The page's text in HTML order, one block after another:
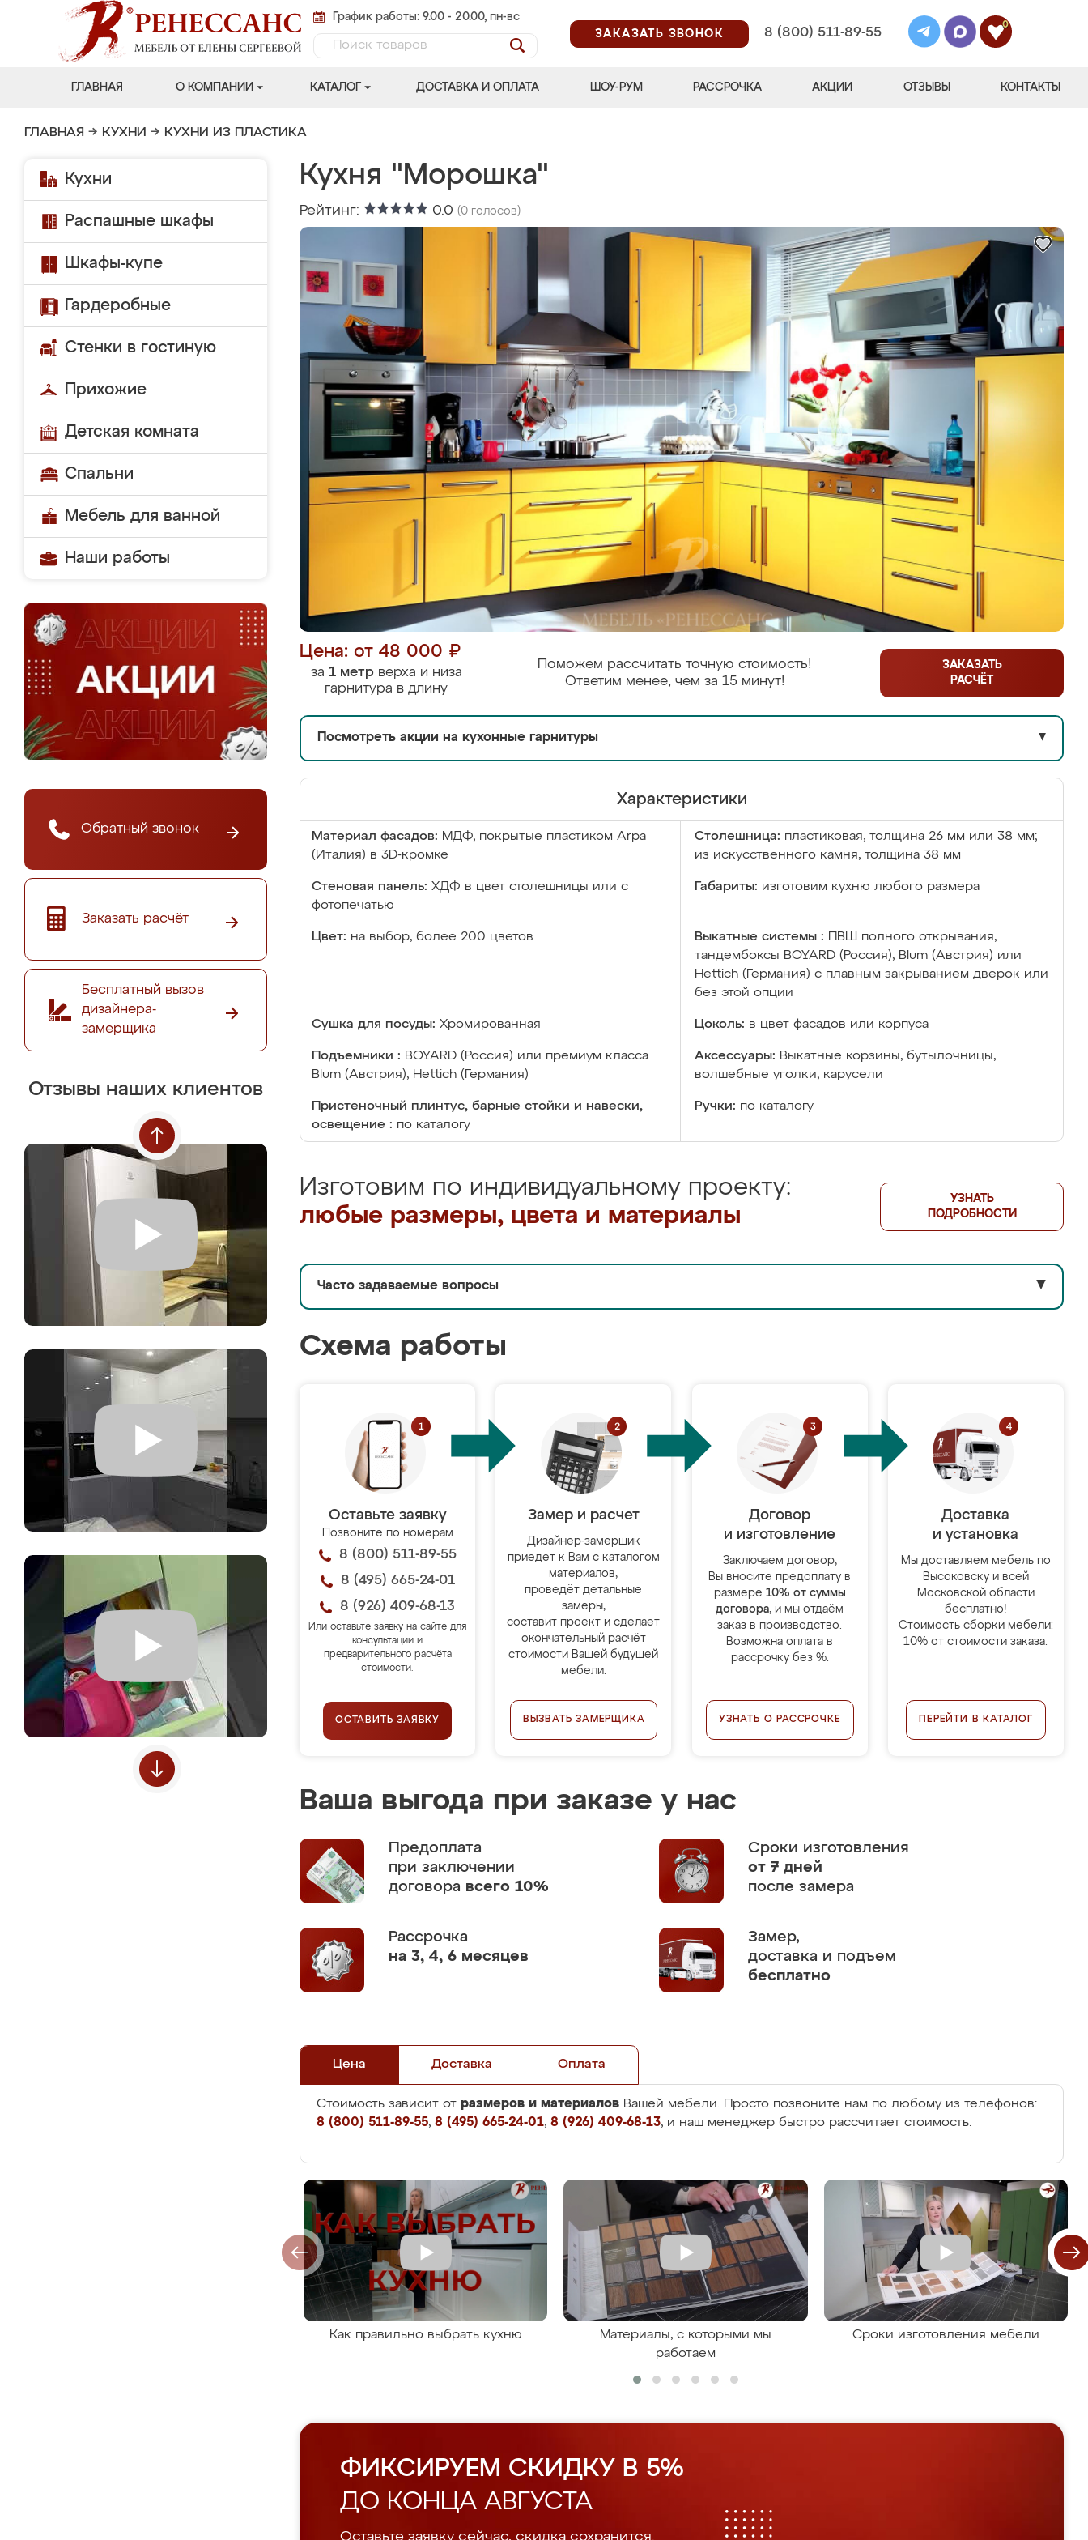
График работы: 9.00 - 20.00, пн-вс
ЗАКАЗАТЬ ЗВОНОК
8 (800) 511-89-55
0
ГЛАВНАЯ О КОМПАНИИ КАТАЛОГ ДОСТАВКА И ОПЛАТА ШОУ-РУМ РАССРОЧКА АКЦИИ ОТЗЫВЫ КОНТАКТЫ
ГЛАВНАЯ → КУХНИ → КУХНИ ИЗ ПЛАСТИКА
Кухни
Распашные шкафы
Шкафы-купе
Гардеробные
Стенки в гостиную
Прихожие
Детская комната
Спальни
Мебель для ванной
Наши работы
Обратный звонок
Заказать расчёт
Бесплатный вызов
дизайнера-
замерщика
Отзывы наших клиентов
Кухня "Морошка"
Рейтинг: 0.0 (0 голосов)
Цена: от 48 000 ₽
за 1 метрверха и низа
гарнитура в длину
Поможем рассчитать точную стоимость!
Ответим менее, чем за 15 минут!
ЗАКАЗАТЬ
РАСЧЁТ
Посмотреть акции на кухонные гарнитуры ▼
Характеристики
Материал фасадов: МДФ, покрытые пластиком Arpa
(Италия) в 3D-кромке
Столешница: пластиковая, толщина 26 мм или 38 мм;
из искусственного камня, толщина 38 мм
Стеновая панель: ХДФ в цвет столешницы или с
фотопечатью
Габариты: изготовим кухню любого размера
Цвет: на выбор, более 200 цветов Выкатные системы :
ПВШ полного открывания,
тандембоксы BOYARD (Россия), Blum (Австрия) или
Hettich (Германия) с плавным закрыванием дверок или
без этой опции
Сушка для посуды: Хромированная Цоколь: в цвет фасадов или корпуса
Подъемники : BOYARD (Россия) или премиум класса
Blum (Австрия), Hettich (Германия)
Аксессуары: Выкатные корзины, бутылочницы,
волшебные уголки, карусели
Пристеночный плинтус, барные стойки и навески,
освещение : по каталогу
Ручки: по каталогу
Изготовим по индивидуальному проекту:
любые размеры, цвета и материалы
УЗНАТЬ
ПОДРОБНОСТИ
Часто задаваемые вопросы ▼
Схема работы
Оставьте заявку
Позвоните по номерам
8 (800) 511-89-55
8 (495) 665-24-01
8 (926) 409-68-13
Или оставьте заявку на сайте для
консультации и
предварительного расчёта
стоимости.
ОСТАВИТЬ ЗАЯВКУ
Замер и расчет
Дизайнер-замерщик
приедет к Вам с каталогом
материалов,
проведёт детальные
замеры,
составит проект и сделает
окончательный расчёт
стоимости Вашей будущей
мебели.
ВЫЗВАТЬ ЗАМЕРЩИКА
Договор
и изготовление
Заключаем договор,
Вы вносите предоплату в
размере 10% от суммы
договора, и мы отдаём
заказ в производство.
Возможна оплата в
рассрочку без %.
УЗНАТЬ О РАССРОЧКЕ
Доставка
и установка
Мы доставляем мебель по
Высоковску и всей
Московской области
бесплатно!
Стоимость сборки мебели:
10% от стоимости заказа.
ПЕРЕЙТИ В КАТАЛОГ
Ваша выгода при заказе у нас
Предоплата
при заключении
договора всего 10%
Сроки изготовления
от 7 дней
после замера
Рассрочка
на 3, 4, 6 месяцев
Замер,
доставка и подъем
бесплатно
Цена Доставка Оплата
Стоимость зависит от размеров и материалов Вашей мебели. Просто позвоните нам по любому из телефонов:
8 (800) 511-89-55, 8 (495) 665-24-01, 8 (926) 409-68-13, и наш менеджер быстро рассчитает стоимость.
Как правильно выбрать кухню
Материалы, с которыми мы
работаем
Сроки изготовления мебели
ФИКСИРУЕМ СКИДКУ В 5%
ДО КОНЦА АВГУСТА
Оставьте заявку сейчас, скидка сохранится.